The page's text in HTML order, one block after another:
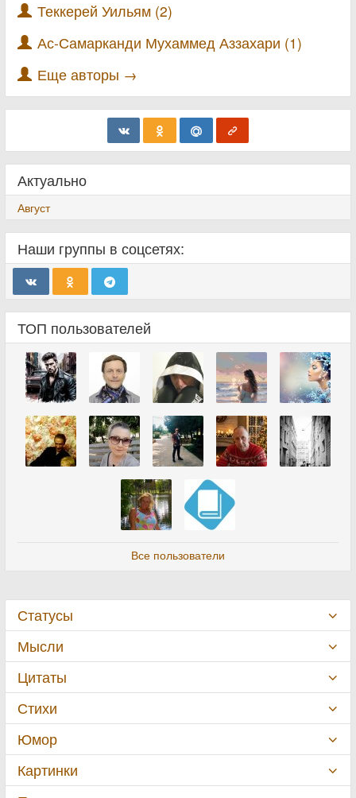
Теккерей Уильям (2)
Ас-Самарканди Мухаммед Аззахари (1)
Еще авторы →
Актуально
Август
Наши группы в соцсетях:
ТОП пользователей
Все пользователи
Статусы
Мысли
Цитаты
Стихи
Юмор
Картинки